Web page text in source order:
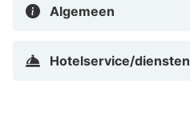
Algemeen
Hotelservice/diensten